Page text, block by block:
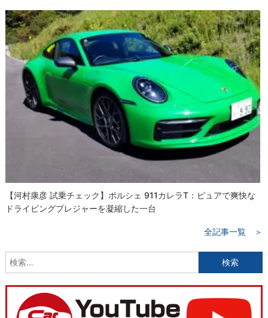
【河村康彦 試乗チェック】ポルシェ 911カレラT：ピュアで爽快な
ドライビングプレジャーを凝縮した一台
全記事一覧 ＞
索: